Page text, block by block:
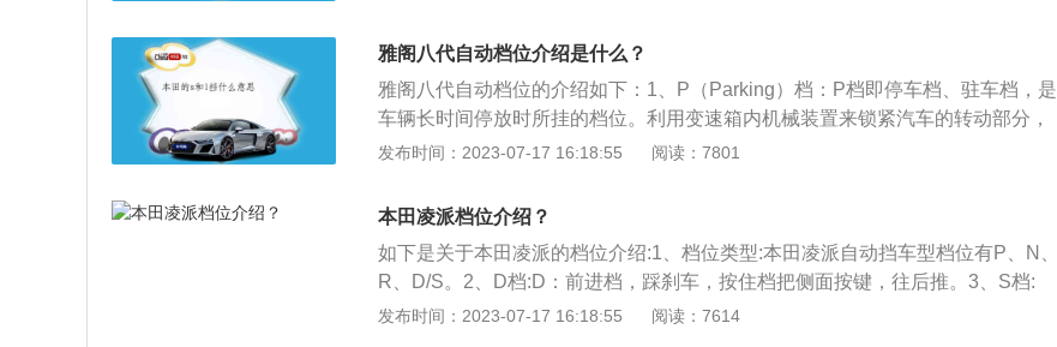
把。R档：倒车档，按住侧边按钮，继续将档把向前推动。P档：驻车档，按住档
位把手P按钮不放。手动模式：在D档基础上，继续将档把往边推移即可切入手动
档操作。档把上移升档，下移降档。换挡拨片的使用在“D”档位置，踩住刹车，然
后往右推动把手，就能切换手动模式。这时候，可以通过方向盘的“+”、“-”拨片进
行升降档。手动模式虽然繁琐一些，不过可以精确控制合适转速与扭矩时的档位
辆进行减档，获得高扭矩爬坡。有些坡道坡度不大，此时档位太低造成动力浪
费，要及时使用“D+”进行升档。如果动力还是不够，可以使用S档运动模式。下
坡：利用“D+”升至D2或D3档，可以牵制发动机达到制动效果。一般情况下，2/3
车辆逐渐加速下坡无法控制，就要及时利用“D-”降档增强牵制发动机的效果。
雅阁八代自动档位介绍是什么？
雅阁八代自动档位的介绍如下：1、P（Parking）档：P档即停车档、驻车档，是
车辆长时间停放时所挂的档位。利用变速箱内机械装置来锁紧汽车的转动部分，
使汽车不能移动。自动挡车型需要先拉起手刹，然后挂入P档，否则自动变速器
倒退时挂入的档位。当换挡杆位于R档时，液压系统倒档油路被接通，驱动轮反
转，实现倒档行驶。操作时需要踩住刹车，按下换挡杆上的换挡锁，才可将换挡
杆移至R挡。要注意的是，当车辆尚未完全停定时，不可以强行挂入R挡，否则会
损坏变速箱。3、N（Neutral）档：N档就是空档，车辆短时间停放且在不熄火的
状态下需要挂入的档位，比如在等红灯的时候、堵车的时候。挂入N档后，发动
发布时间：2023-07-17 16:18:55 阅读：7801
本田凌派档位介绍？
如下是关于本田凌派的档位介绍:1、档位类型:本田凌派自动挡车型档位有P、N、
R、D/S。2、D档:D：前进档，踩刹车，按住档把侧面按键，往后推。3、S档:
S：即运动档，在需要扭矩情况使用。在D档位置再往后拉动档把即可完成档位挂
发布时间：2023-07-17 16:18:55 阅读：7614